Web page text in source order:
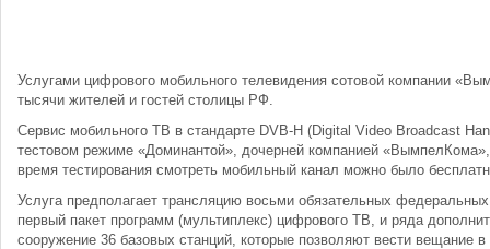
Услугами цифрового мобильного телевидения сотовой компании
тысячи жителей и гостей столицы РФ.
Сервис мобильного ТВ в стандарте DVB-H (Digital Video Broadcast
тестовом режиме «Доминантой», дочерней компанией
время тестирования смотреть мобильный канал можно было
Услуга предполагает трансляцию восьми обязательных
первый пакет программ (мультиплекс) цифрового ТВ, и ряда
сооружение 36 базовых станций, которые позволяют вести вещание